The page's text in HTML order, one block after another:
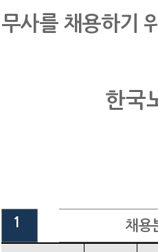
무사를 채용하기
한국
1 채용